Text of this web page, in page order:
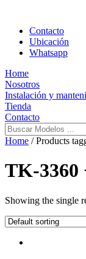
Contacto
Ubicación
Whatsapp
Home
Nosotros
Instalación y
Tienda
Contacto
Home / Products
TK-3360
Showing the single